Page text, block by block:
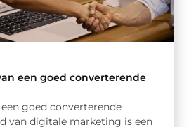
een goed converterende
goed converterende
van digitale marketing is een